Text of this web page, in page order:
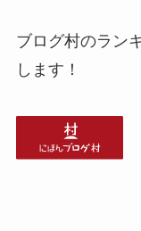
ブログ村のラン
します！